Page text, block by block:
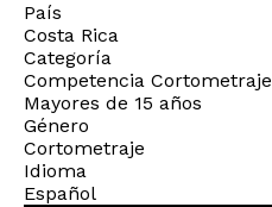
País
Costa Rica
Categoría
Competencia Cortometraje
Mayores de 15 años
Género
Cortometraje
Idioma
Español